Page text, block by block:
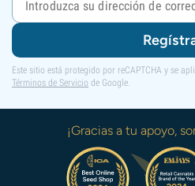
Este sitio está protegido por reCAPTCHA y se
Términos de Servicio de Google.
¡Gracias a tu apoyo,